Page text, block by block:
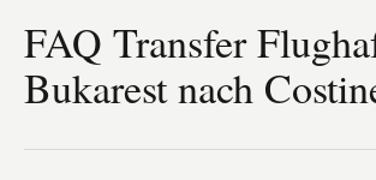
FAQ Transfer
Bukarest nach